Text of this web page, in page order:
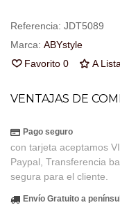
Referencia: JDT5089
Marca: ABYstyle
Favorito 0 A
VENTAJAS DE
Pago seguro
con tarjeta aceptamos
Paypal, Transferencia
segura para el cliente.
Envío Gratuito a